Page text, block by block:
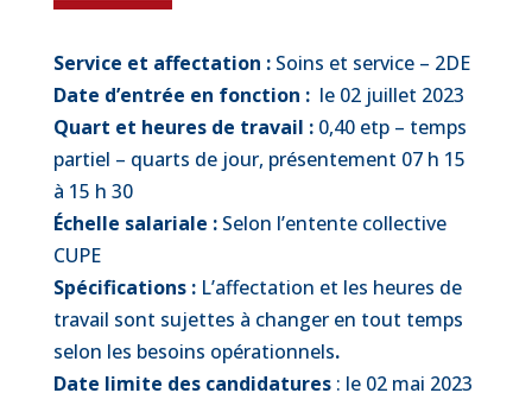
Service et affectation :Soins et service – 2DE
Date d’entrée en fonction : le 02 juillet 2023
Quart et heures de travail : 0,40 etp – temps
partiel – quarts de jour, présentement 07 h 15
à 15 h 30
Échelle salariale :Selon l’entente collective
CUPE
Spécifications : L’affectation et les heures de
travail sont sujettes à changer en tout temps
selon les besoins opérationnels.
Date limite des candidatures : le 02 mai 2023